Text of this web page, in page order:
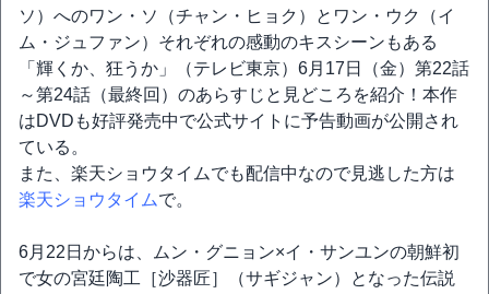
ソ）へのワン・ソ（チャン・ヒョク）とワン・ウク（イ
ム・ジュファン）それぞれの感動のキスシーンもある
「輝くか、狂うか」（テレビ東京）6月17日（金）第22話
～第24話（最終回）のあらすじと見どころを紹介！本作
はDVDも好評発売中で公式サイトに予告動画が公開され
ている。
また、楽天ショウタイムでも配信中なので見逃した方は
楽天ショウタイムで。
6月22日からは、ムン・グニョン×イ・サンユンの朝鮮初
で女の宮廷陶工［沙器匠］（サギジャン）となった伝説